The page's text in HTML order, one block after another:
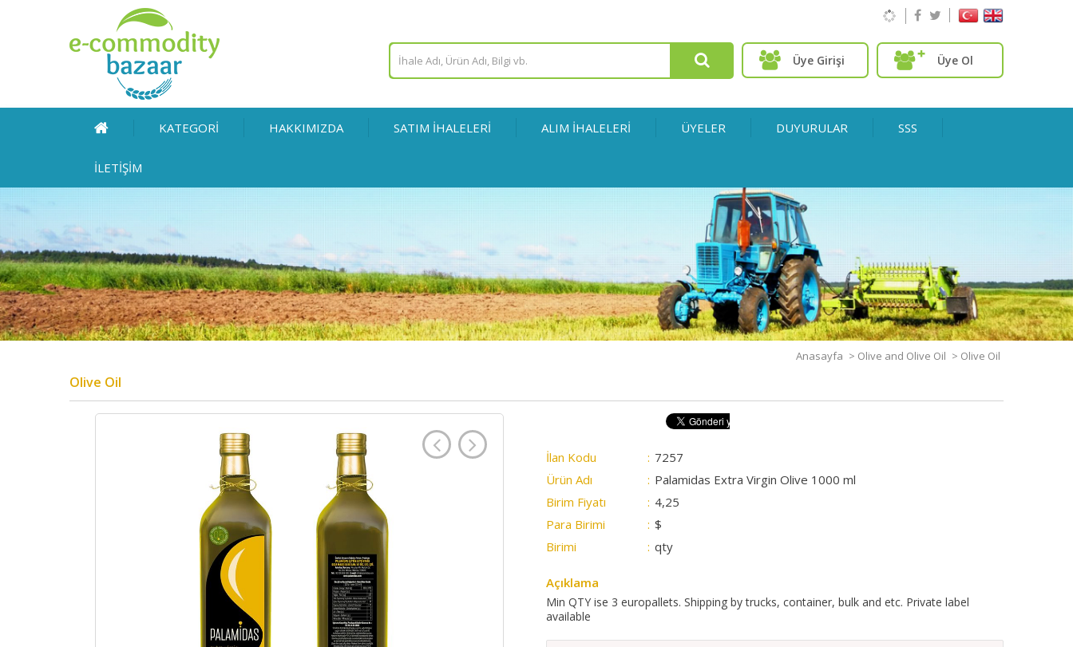
Üye Girişi Üye Ol
KATEGORİ HAKKIMIZDA SATIM İHALELERİ ALIM İHALELERİ ÜYELER DUYURULAR SSS
İLETİŞİM
Anasayfa > Olive and Olive Oil > Olive Oil
Olive Oil
İlan Kodu : 7257
Ürün Adı
: Palamidas Extra Virgin Olive 1000 ml
Birim Fiyatı
: 4,25
Para Birimi
: $
Birimi
: qty
Açıklama
Min QTY ise 3 europallets. Shipping by trucks, container, bulk and etc. Private label
available